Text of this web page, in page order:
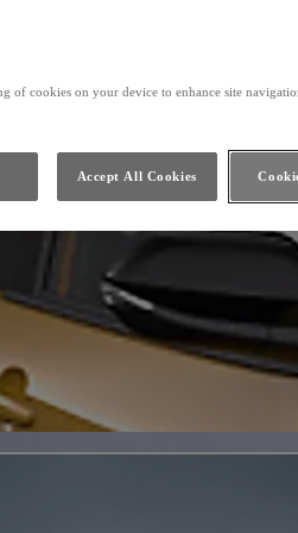
of cookies on your device to enhance site
Accept All Cookies